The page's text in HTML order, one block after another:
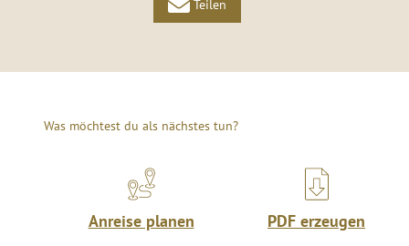
Teilen
Was möchtest du als nächstes tun?
Anreise planen PDF erzeugen